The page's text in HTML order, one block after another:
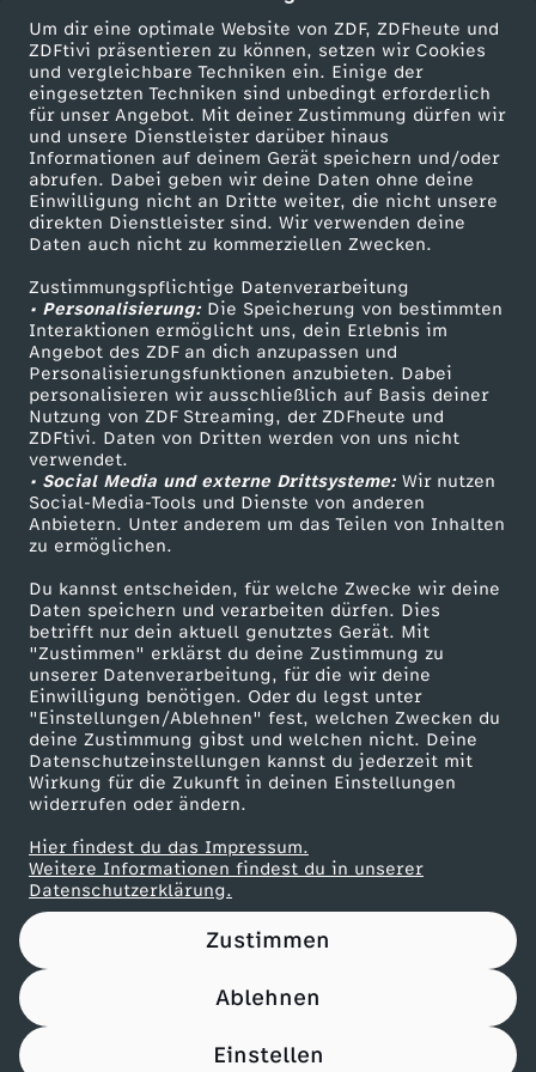
Um dir eine optimale Website von ZDF, ZDFheute und
ZDFtivi präsentieren zu können, setzen wir Cookies
und vergleichbare Techniken ein. Einige der
eingesetzten Techniken sind unbedingt erforderlich
für unser Angebot. Mit deiner Zustimmung dürfen wir
und unsere Dienstleister darüber hinaus
Informationen auf deinem Gerät speichern und/oder
abrufen. Dabei geben wir deine Daten ohne deine
Einwilligung nicht an Dritte weiter, die nicht unsere
direkten Dienstleister sind. Wir verwenden deine
Daten auch nicht zu kommerziellen Zwecken.
Zustimmungspflichtige Datenverarbeitung
• Personalisierung:Die Speicherung von bestimmten
Interaktionen ermöglicht uns, dein Erlebnis im
Angebot des ZDF an dich anzupassen und
Personalisierungsfunktionen anzubieten. Dabei
personalisieren wir ausschließlich auf Basis deiner
Nutzung von ZDF Streaming, der ZDFheute und
ZDFtivi. Daten von Dritten werden von uns nicht
verwendet.
• Social Media und externe Drittsysteme:Wir nutzen
Social-Media-Tools und Dienste von anderen
Anbietern. Unter anderem um das Teilen von Inhalten
zu ermöglichen.
Du kannst entscheiden, für welche Zwecke wir deine
Daten speichern und verarbeiten dürfen. Dies
betrifft nur dein aktuell genutztes Gerät. Mit
"Zustimmen" erklärst du deine Zustimmung zu
unserer Datenverarbeitung, für die wir deine
Einwilligung benötigen. Oder du legst unter
"Einstellungen/Ablehnen" fest, welchen Zwecken du
deine Zustimmung gibst und welchen nicht. Deine
Datenschutzeinstellungen kannst du jederzeit mit
Wirkung für die Zukunft in deinen Einstellungen
widerrufen oder ändern.
Hier findest du das Impressum.
Weitere Informationen findest du in unserer
Datenschutzerklärung.
Zustimmen
Ablehnen
Einstellen
Filtern
e
i
c
h
e
n
X
Y
.
.
.
U
n
g
e
l
ö
s
m
e
-
D
s
G
e
h
i
m
n
i
s
v
o
n
r
e
m
Mehr ZDF
ZDF-Apps
Smart TV
ZDFtext
Livestreams
Sendungen A-Z
TV-Programm
Service
ZDFmitreden
Kontakt zum ZDF
Tickets
Zuschauerservice
Hilfe
ZDF Unternehmen
Karriere
ZDF goes Schule
Werbefernsehen
Mainzelmännchen
Partner
Nutzungsbedingungen
Impressum